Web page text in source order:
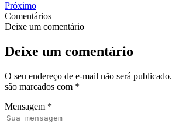
Próximo
Comentários
Deixe um comentário
Deixe um comentário
O seu endereço de e-mail não será publicado.
são marcados com *
Mensagem *